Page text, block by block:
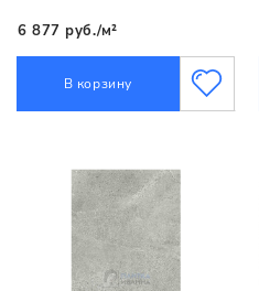
6 877 руб./м²
В корзину